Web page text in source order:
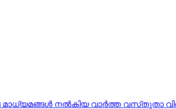
മാധ്യമങ്ങൾ നൽകിയ വാർത്ത വസ്‌തുതാ